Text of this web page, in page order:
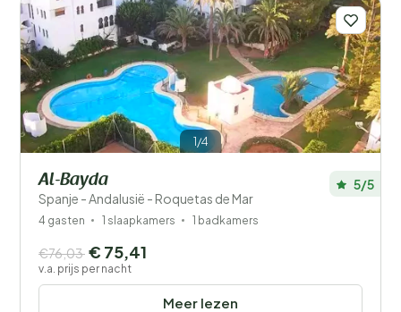
1/4
Al-Bayda
Spanje - Andalusië - Roquetas de Mar
5/5
4 gasten 1 slaapkamers 1 badkamers
Meer lezen
€76,03 € 75,41
v.a. prijs per nacht